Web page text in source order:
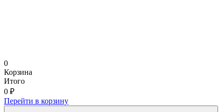
0
Корзина
Итого
0 ₽
Перейти в корзину